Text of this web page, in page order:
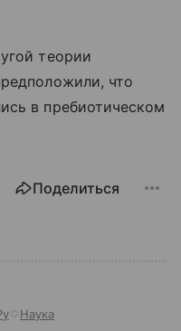
теории
что
в пребиотическом
Поделиться
Наука